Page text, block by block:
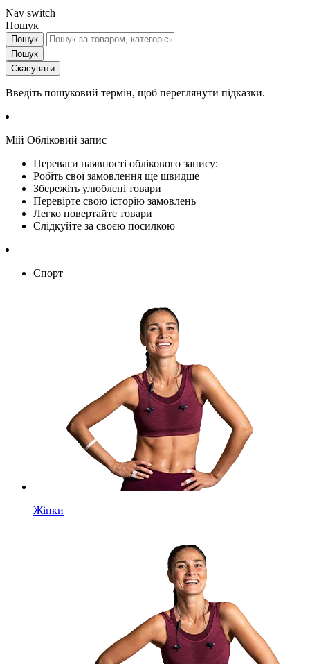
Nav switch
Пошук
Пошук
Пошук
Скасувати
Введіть пошуковий термін, щоб переглянути підказки.
Мій Обліковий запис
Переваги наявності облікового запису:
Робіть свої замовлення ще швидше
Збережіть улюблені товари
Перевірте свою історію замовлень
Легко повертайте товари
Слідкуйте за своєю посилкою
Спорт
Жінки